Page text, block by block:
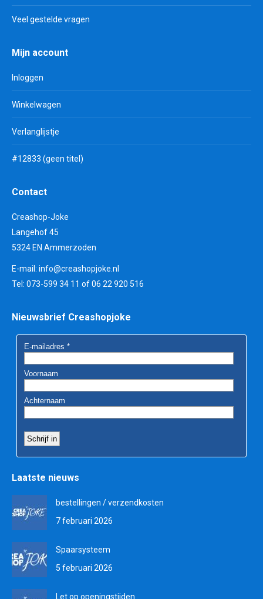
Veel gestelde vragen
Mijn account
Inloggen
Winkelwagen
Verlanglijstje
#12833 (geen titel)
Contact
Creashop-Joke
Langehof 45
5324 EN Ammerzoden
E-mail: info@creashopjoke.nl
Tel: 073-599 34 11 of 06 22 920 516
Nieuwsbrief Creashopjoke
Laatste nieuws
bestellingen / verzendkosten
7 februari 2026
Spaarsysteem
5 februari 2026
Let op openingstijden